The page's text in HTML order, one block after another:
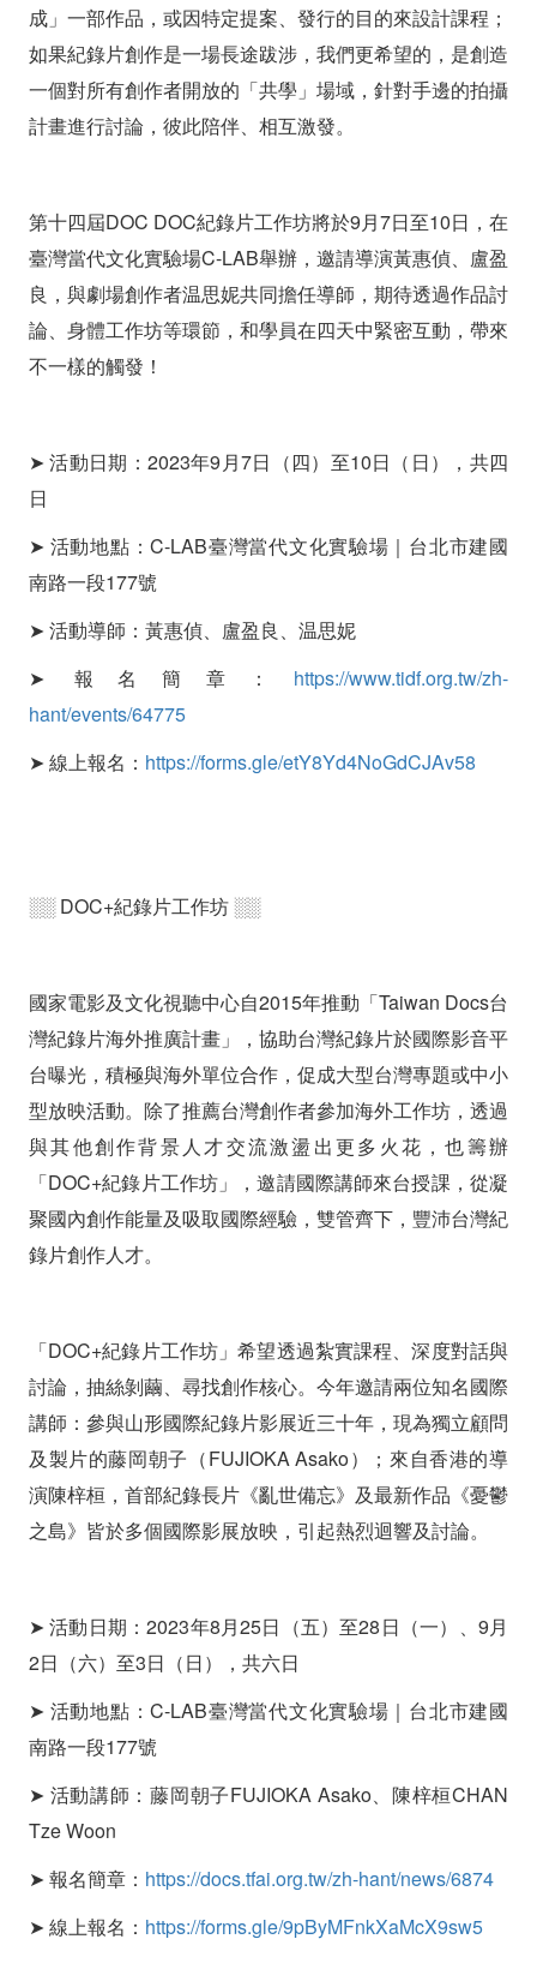
成」一部作品，或因特定提案、發行的目的來設計課程；
如果紀錄片創作是一場長途跋涉，我們更希望的，是創造
一個對所有創作者開放的「共學」場域，針對手邊的拍攝
計畫進行討論，彼此陪伴、相互激發。
第十四屆DOC DOC紀錄片工作坊將於9月7日至10日，在
臺灣當代文化實驗場C-LAB舉辦，邀請導演黃惠偵、盧盈
良，與劇場創作者温思妮共同擔任導師，期待透過作品討
論、身體工作坊等環節，和學員在四天中緊密互動，帶來
不一樣的觸發！
➤ 活動日期：2023年9月7日（四）至10日（日），共四
日
➤ 活動地點：C-LAB臺灣當代文化實驗場｜台北市建國
南路一段177號
➤ 活動導師：黃惠偵、盧盈良、温思妮
➤ 報名簡章： https://www.tidf.org.tw/zh-
hant/events/64775
➤ 線上報名： https://forms.gle/etY8Yd4NoGdCJAv58
░░ DOC+紀錄片工作坊 ░░
國家電影及文化視聽中心自2015年推動「Taiwan Docs台
灣紀錄片海外推廣計畫」，協助台灣紀錄片於國際影音平
台曝光，積極與海外單位合作，促成大型台灣專題或中小
型放映活動。除了推薦台灣創作者參加海外工作坊，透過
與其他創作背景人才交流激盪出更多火花，也籌辦
「DOC+紀錄片工作坊」，邀請國際講師來台授課，從凝
聚國內創作能量及吸取國際經驗，雙管齊下，豐沛台灣紀
錄片創作人才。
「DOC+紀錄片工作坊」希望透過紮實課程、深度對話與
討論，抽絲剝繭、尋找創作核心。今年邀請兩位知名國際
講師：參與山形國際紀錄片影展近三十年，現為獨立顧問
及製片的藤岡朝子（FUJIOKA Asako）；來自香港的導
演陳梓桓，首部紀錄長片《亂世備忘》及最新作品《憂鬱
之島》皆於多個國際影展放映，引起熱烈迴響及討論。
➤ 活動日期：2023年8月25日（五）至28日（一）、9月
2日（六）至3日（日），共六日
➤ 活動地點：C-LAB臺灣當代文化實驗場｜台北市建國
南路一段177號
➤ 活動講師：藤岡朝子FUJIOKA Asako、陳梓桓CHAN
Tze Woon
➤ 報名簡章： https://docs.tfai.org.tw/zh-hant/news/6874
➤ 線上報名： https://forms.gle/9pByMFnkXaMcX9sw5